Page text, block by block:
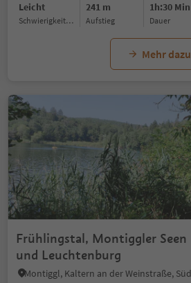
Leicht
Schwierigkeitsgrad
241 m
Aufstieg
1h:30 Min
Dauer
Mehr dazu
1/6
Frühlingstal, Montiggler Seen
und Leuchtenburg